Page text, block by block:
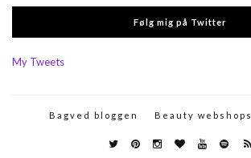
Følg mig på Twitter
My Tweets
Bagved bloggen Beauty webshops